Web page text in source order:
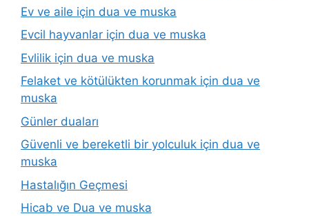
Ev ve aile için dua ve muska
Evcil hayvanlar için dua ve muska
Evlilik için dua ve muska
Felaket ve kötülükten korunmak için dua ve
muska
Günler duaları
Güvenli ve bereketli bir yolculuk için dua ve
muska
Hastalığın Geçmesi
Hicab ve Dua ve muska